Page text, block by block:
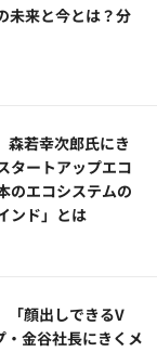
未来と今とは？分
森若幸次郎氏にき
タートアップエコ
のエコシステムの
ンド」とは
「顔出しできるV
金谷社長にきくメ